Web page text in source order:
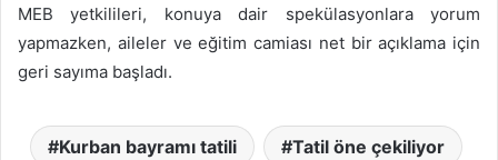
MEB yetkilileri, konuya dair spekülasyonlara yorum
yapmazken, aileler ve eğitim camiası net bir açıklama için
geri sayıma başladı.
Kurban bayramı tatili Tatil öne çekiliyor